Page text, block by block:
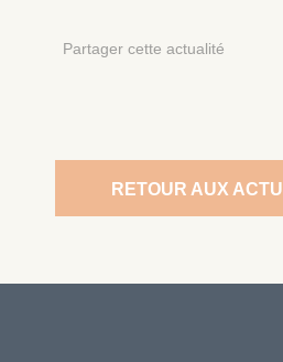
Partager cette actualité
RETOUR AUX